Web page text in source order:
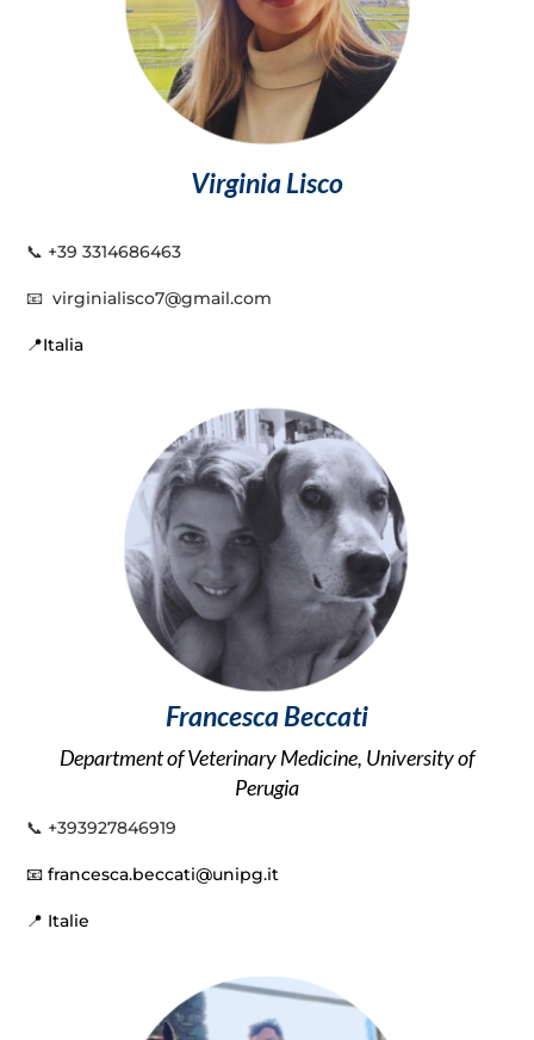
Virginia Lisco
📞 +39 3314686463
📧virginialisco7@gmail.com
📍Italia
Francesca Beccati
Department of Veterinary Medicine, University of
Perugia
📞 +393927846919
📧francesca.beccati@unipg.it
📍 Italie